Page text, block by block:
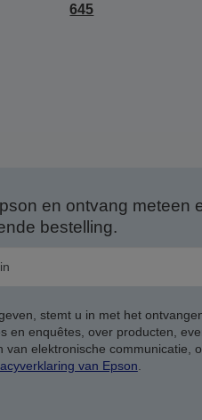
645
en ontvang meteen
bestelling.
stemt u in met het
en enquêtes, over producten,
elektronische communicatie,
van Epson